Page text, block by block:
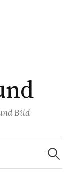
Bild
Suchen
nach: